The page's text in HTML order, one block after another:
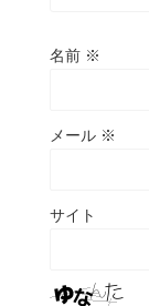
名前 ※
メール ※
サイト